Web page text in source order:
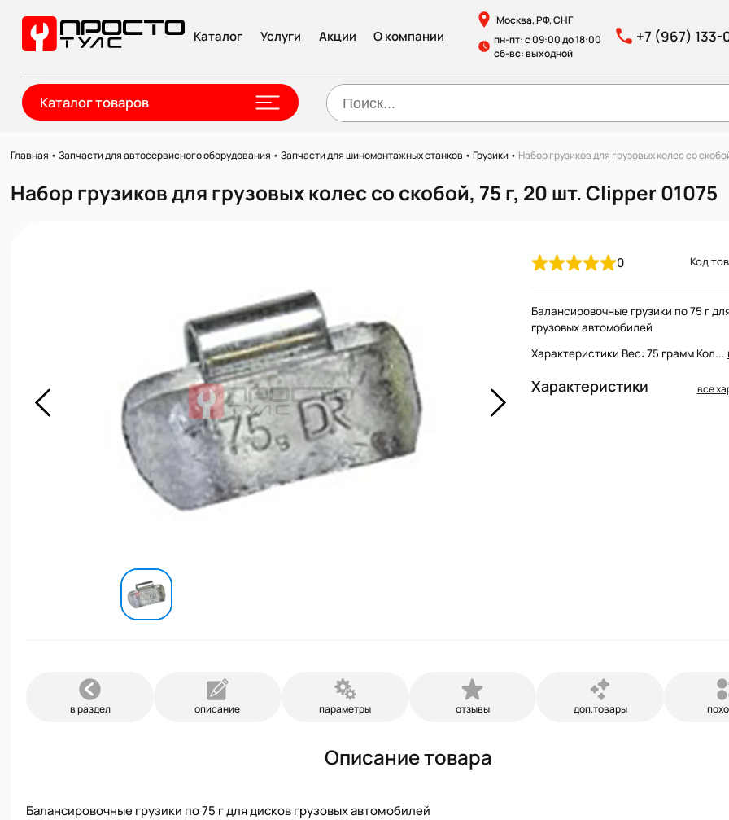
Каталог Услуги Акции О компании
Москва, РФ, СНГ
пн-пт: с 09:00 до 18:00
сб-вс: выходной
+7 (967) 133-
Каталог товаров
Главная •Запчасти для автосервисного оборудования •Запчасти для шиномонтажных станков •Грузики • Набор грузиков для грузовых колес со
Набор грузиков для грузовых колес со скобой, 75 г, 20 шт. Clipper 01075
0 Код
Балансировочные грузики по 75 г
грузовых автомобилей
Характеристики Вес: 75 грамм Кол...
Характеристики все
в раздел описание параметры отзывы доп.товары
Описание товара
Балансировочные грузики по 75 г для дисков грузовых автомобилей